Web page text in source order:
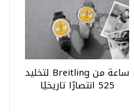
ساعة من Breitling لتخليد
525 انتصارًا تاريخيًا